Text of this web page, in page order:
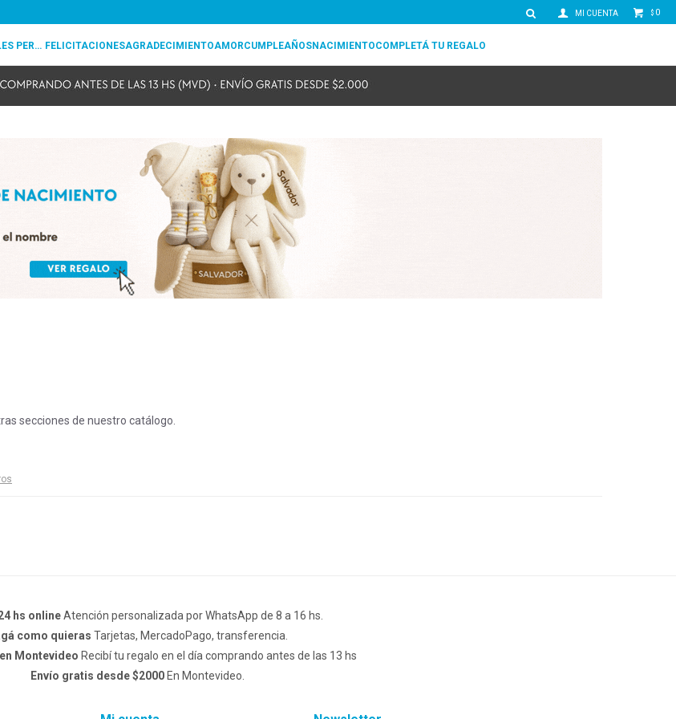
REGALOS EMPRESARIALES PERSONALIZADOS FELICITACIONESAGRADECIMIENTOAMORCUMPLEAÑOSNACIMIENTOCOMPLETÁ TU REGALO
$ 0
secciones de nuestro catálogo.
hs onlineAtención personalizada por WhatsApp de 8 a 16 hs.
como quieras Tarjetas, MercadoPago, transferencia.
Montevideo Recibí tu regalo en el día comprando antes de las 13 hs
Envío gratis desde $2000En Montevideo.